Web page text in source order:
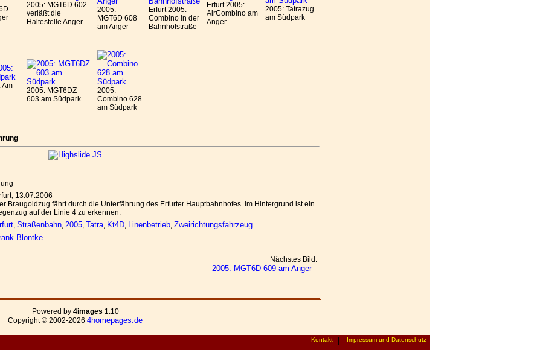
2005: MGT6D 602
verläßt die
Haltestelle Anger
2005:
MGT6D 608
am Anger
Erfurt 2005:
Combino in der
Bahnhofstraße
Erfurt 2005:
AirCombino am
Anger
2005: Tatrazug
am Südpark
Am
2005: MGT6DZ
603 am Südpark
2005:
Combino 628
am Südpark
13.07.2006
Braugoldzug fährt durch die Unterfährung des Erfurter Hauptbahnhofes. Im Hintergrund ist ein
auf der Linie 4 zu erkennen.
, Straßenbahn, 2005, Tatra, Kt4D, Linenbetrieb, Zweirichtungsfahrzeug
Blontke
Nächstes Bild:
2005: MGT6D 609 am Anger
Powered by 4images 1.10
Copyright © 2002-2026 4homepages.de
Impressum und Datenschutz
Kontakt